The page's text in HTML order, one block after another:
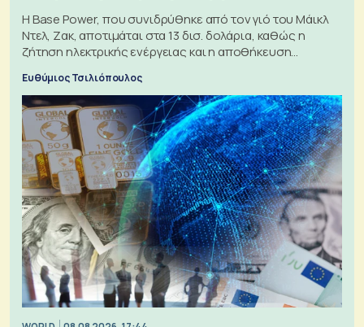
Η Base Power, που συνιδρύθηκε από τον γιό του Μάικλ
Ντελ, Ζακ, αποτιμάται στα 13 δισ. δολάρια, καθώς η
ζήτηση ηλεκτρικής ενέργειας και η αποθήκευση
Ευθύμιος Τσιλιόπουλος